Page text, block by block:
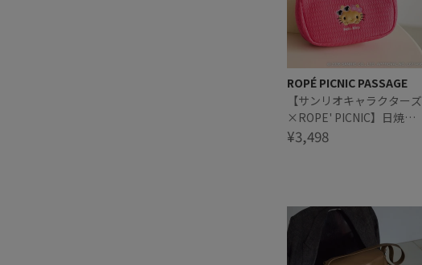
ROPÉ PICNIC PASSAGE
【サンリオキャラクターズ
×ROPE' PICNIC】日焼け
デザイン ハンドストラップ
¥3,498